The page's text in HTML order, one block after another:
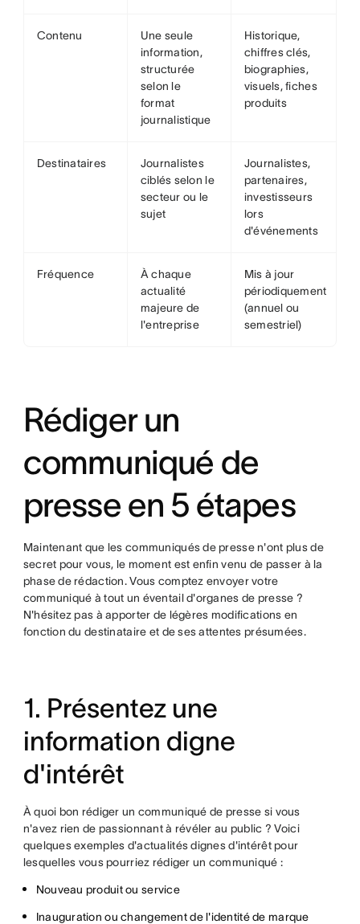
Contenu
Une seule
information,
structurée
selon le
format
journalistique
Historique,
chiffres clés,
biographies,
visuels, fiches
produits
Destinataires
Journalistes
ciblés selon le
secteur ou le
sujet
Journalistes,
partenaires,
investisseurs
lors
d'événements
Fréquence
À chaque
actualité
majeure de
l'entreprise
Mis à jour
périodiquement
(annuel ou
semestriel)
Rédiger un
communiqué de
presse en 5 étapes
Maintenant que les communiqués de presse n'ont plus de
secret pour vous, le moment est enfin venu de passer à la
phase de rédaction. Vous comptez envoyer votre
communiqué à tout un éventail d'organes de presse ?
N'hésitez pas à apporter de légères modifications en
fonction du destinataire et de ses attentes présumées.
1. Présentez une
information digne
d'intérêt
À quoi bon rédiger un communiqué de presse si vous
n'avez rien de passionnant à révéler au public ? Voici
quelques exemples d'actualités dignes d'intérêt pour
lesquelles vous pourriez rédiger un communiqué :
Nouveau produit ou service
Inauguration ou changement de l'identité de marque